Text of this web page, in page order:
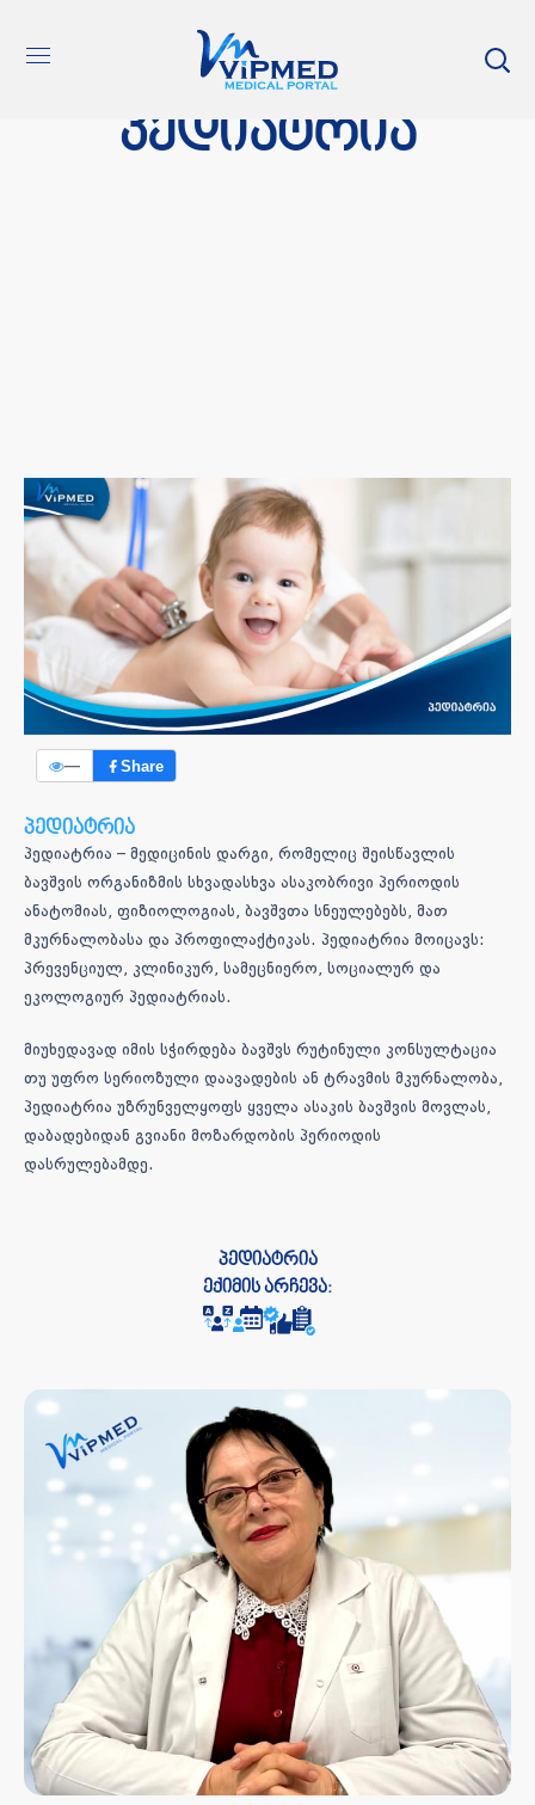
პედიატრია
— Share
პედიატრია
პედიატრია – მედიცინის დარგი, რომელიც შეისწავლის
ბავშვის ორგანიზმის სხვადასხვა ასაკობრივი პერიოდის
ანატომიას, ფიზიოლოგიას, ბავშვთა სნეულებებს, მათ
მკურნალობასა და პროფილაქტიკას. პედიატრია მოიცავს:
პრევენციულ, კლინიკურ, სამეცნიერო, სოციალურ და
ეკოლოგიურ პედიატრიას.
მიუხედავად იმის სჭირდება ბავშვს რუტინული კონსულტაცია
თუ უფრო სერიოზული დაავადების ან ტრავმის მკურნალობა,
პედიატრია უზრუნველყოფს ყველა ასაკის ბავშვის მოვლას,
დაბადებიდან გვიანი მოზარდობის პერიოდის
დასრულებამდე.
პედიატრია
ექიმის არჩევა: